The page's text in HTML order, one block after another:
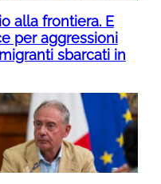
alla frontiera. E
per aggressioni
sbarcati in